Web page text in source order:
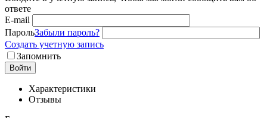
ответе
E-mail
ПарольЗабыли пароль?
Создать учетную запись
Запомнить
Войти
Характеристики
Отзывы